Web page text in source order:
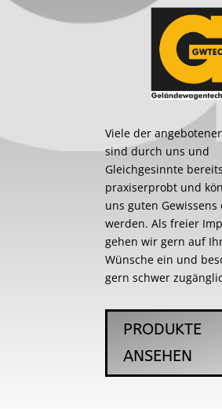
Viele der
sind durch uns und
Gleichgesinnte bereits
praxiserprobt und
uns guten
werden. Als freier
gehen wir gern auf
Wünsche ein und
gern schwer
PRODUKTE
ANSEHEN